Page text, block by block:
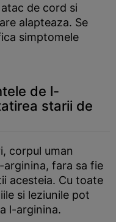
de cord si
alapteaza. Se
simptomele
de l-
starii de
corpul uman
fara sa fie
acesteia. Cu toate
si leziunile pot
l-arginina.